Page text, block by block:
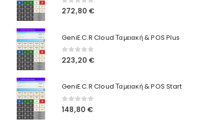
0out of 5
272,80 €
GeniE.C.R Cloud Ταμειακή & POS Plus
0out of 5
223,20 €
GeniE.C.R Cloud Ταμειακή & POS Start
0out of 5
148,80 €
Τρόποι Αγοράς
Τρόποι Πληρωμής
Τρόποι Αποστολής
Ασφάλεια Πληρωμών
© INTEPROF 2025